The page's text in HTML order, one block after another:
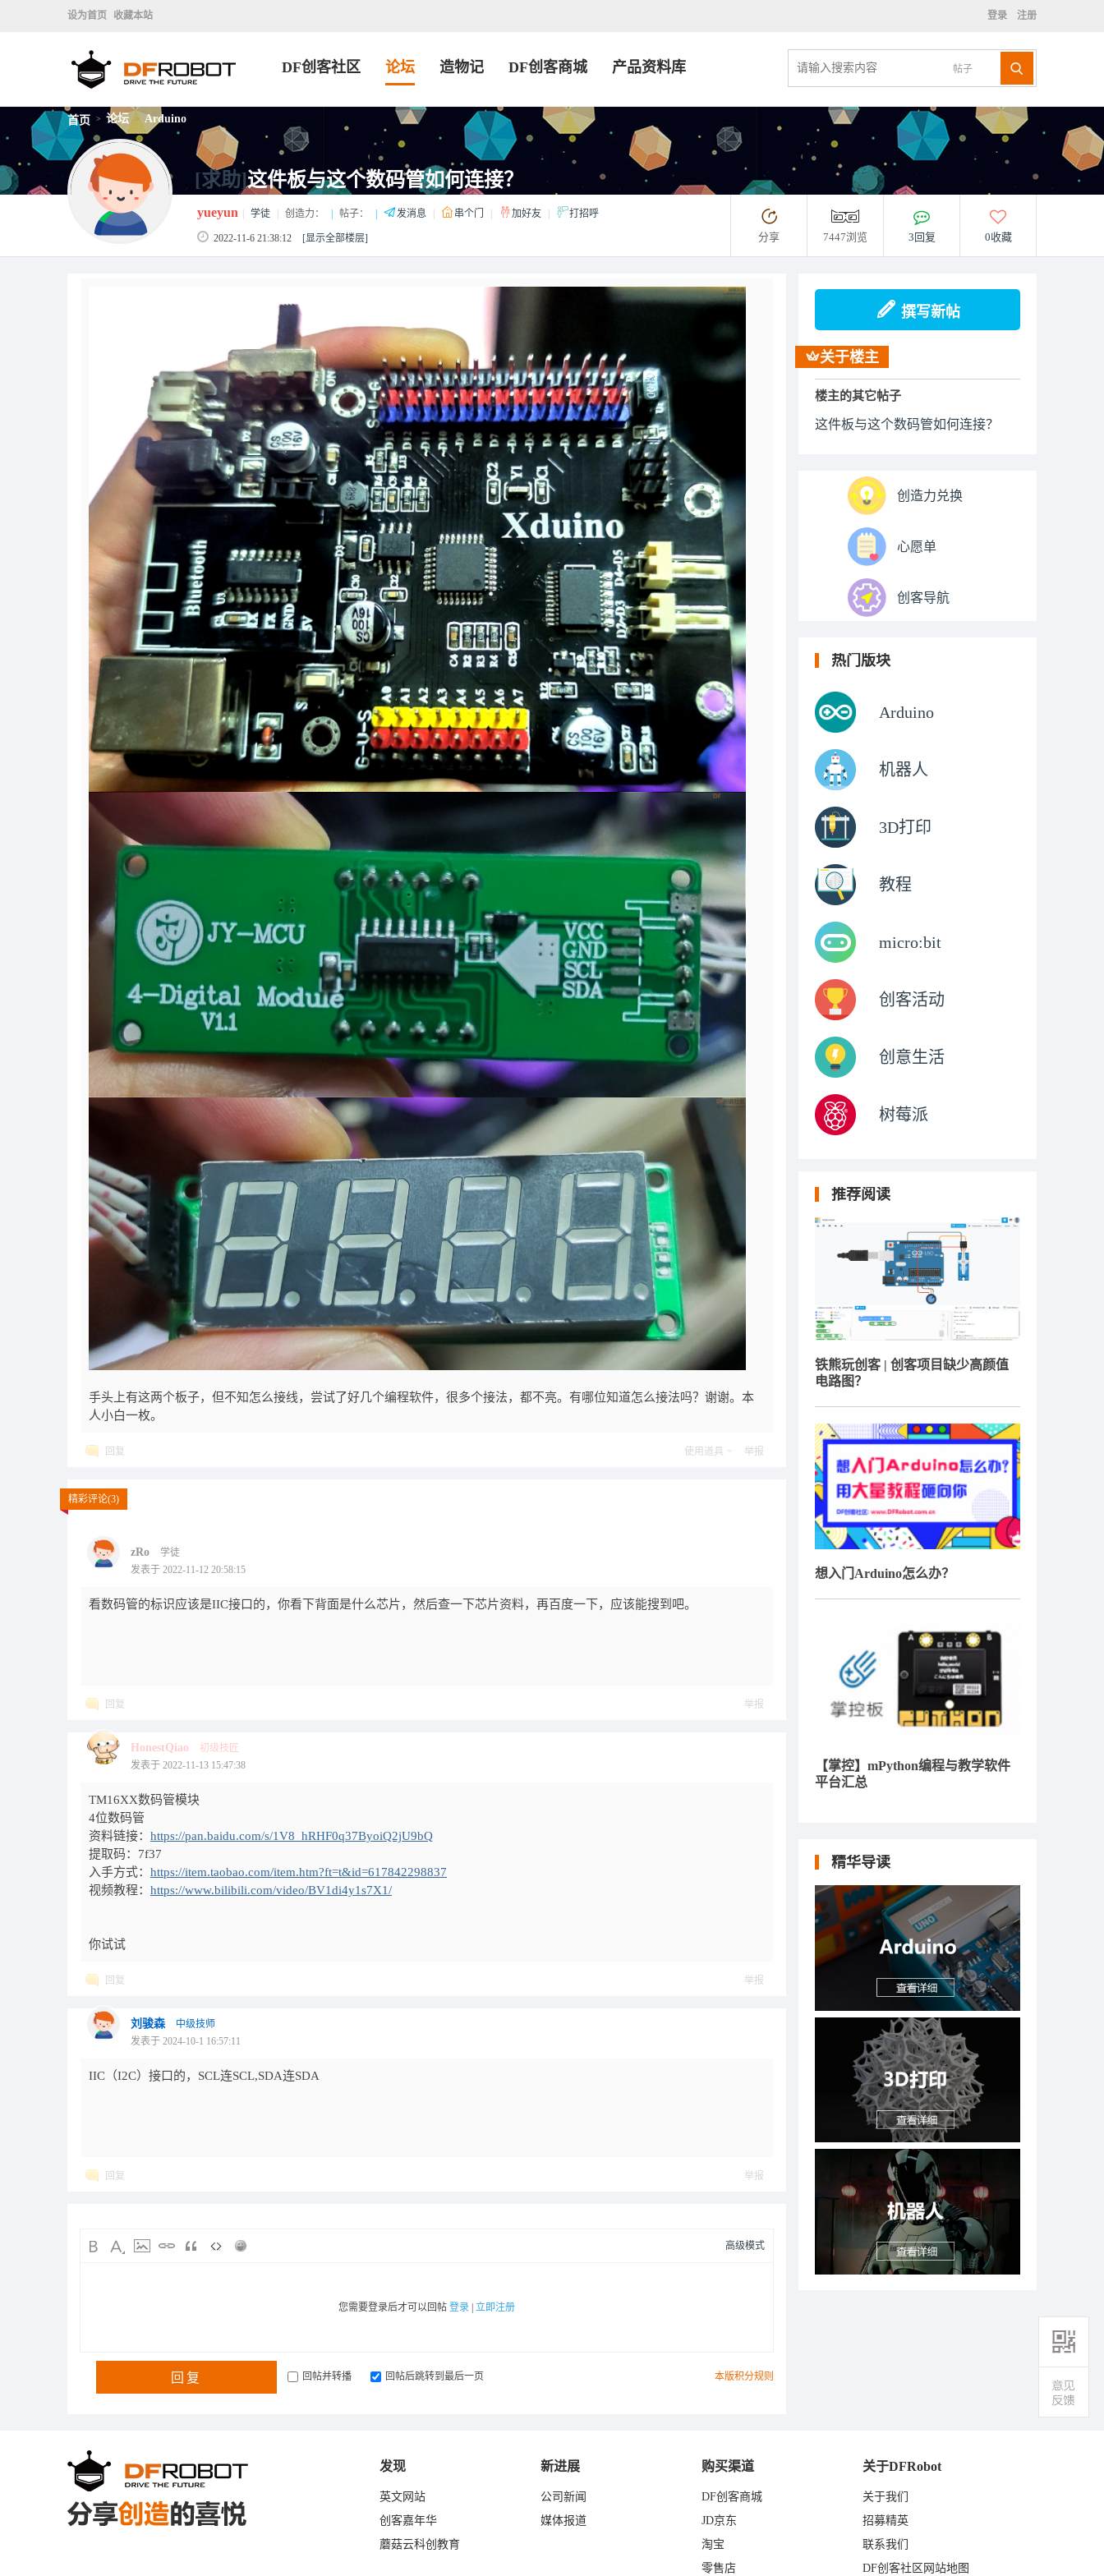
设为首页 收藏本站 登录 注册
帖子
DF创客社区 论坛 造物记 DF创客商城 产品资料库
首页 > 论坛 > Arduino
[求助]这件板与这个数码管如何连接？
yueyun 学徒 创造力： 帖子： 发消息 串个门 加好友 打招呼
2022-11-6 21:38:12 [显示全部楼层] 分享 7447浏览 3回复 0收藏
手头上有这两个板子，但不知怎么接线，尝试了好几个编程软件，很多个接法，都不亮。有哪位知道怎么接法吗？谢谢。本
人小白一枚。
回复 使用道具 举报
精彩评论(3)
zRo
学徒
发表于 2022-11-12 20:58:15
看数码管的标识应该是IIC接口的，你看下背面是什么芯片，然后查一下芯片资料，再百度一下，应该能搜到吧。
回复 举报
HonestQiao
初级技匠
发表于 2022-11-13 15:47:38
TM16XX数码管模块
4位数码管
资料链接： https://pan.baidu.com/s/1V8_hRHF0q37ByoiQ2jU9bQ
提取码：7f37
入手方式： https://item.taobao.com/item.htm?ft=t&id=617842298837
视频教程： https://www.bilibili.com/video/BV1di4y1s7X1/
你试试
回复 举报
刘骏森
中级技师
发表于 2024-10-1 16:57:11
IIC（I2C）接口的，SCL连SCL,SDA连SDA
回复 举报
高级模式
您需要登录后才可以回帖 登录 立即注册
本版积分规则
回复 回帖并转播 回帖后跳转到最后一页
撰写新帖
关于楼主
楼主的其它帖子
这件板与这个数码管如何连接？
创造力兑换
心愿单
创客导航
热门版块
Arduino
机器人
3D打印
教程
micro:bit
创客活动
创意生活
树莓派
推荐阅读
铁熊玩创客 | 创客项目缺少高颜值
电路图？
想入门Arduino怎么办？
【掌控】mPython编程与教学软件
平台汇总
精华导读
发现
英文网站
创客嘉年华
蘑菇云科创教育
新进展
公司新闻
媒体报道
购买渠道
DF创客商城
JD京东
淘宝
零售店
关于DFRobot
关于我们
招募精英
联系我们
DF创客社区网站地图